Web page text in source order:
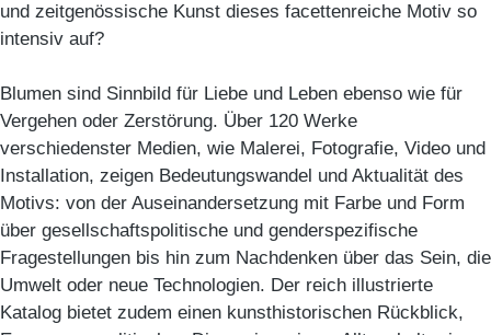
und zeitgenössische Kunst dieses facettenreiche Motiv so
intensiv auf?
Blumen sind Sinnbild für Liebe und Leben ebenso wie für
Vergehen oder Zerstörung. Über 120 Werke
verschiedenster Medien, wie Malerei, Fotografie, Video und
Installation, zeigen Bedeutungswandel und Aktualität des
Motivs: von der Auseinandersetzung mit Farbe und Form
über gesellschaftspolitische und genderspezifische
Fragestellungen bis hin zum Nachdenken über das Sein, die
Umwelt oder neue Technologien. Der reich illustrierte
Katalog bietet zudem einen kunsthistorischen Rückblick,